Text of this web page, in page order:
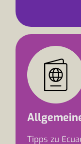
Tipps zu